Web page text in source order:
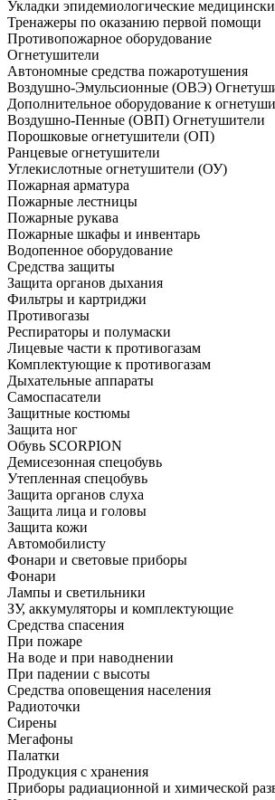
Укладки эпидемиологические
Тренажеры по оказанию первой помощи
Противопожарное оборудование
Огнетушители
Автономные средства пожаротушения
Воздушно-Эмульсионные (ОВЭ)
Дополнительное оборудование к
Воздушно-Пенные (ОВП) Огнетушители
Порошковые огнетушители (ОП)
Ранцевые огнетушители
Углекислотные огнетушители (ОУ)
Пожарная арматура
Пожарные лестницы
Пожарные рукава
Пожарные шкафы и инвентарь
Водопенное оборудование
Средства защиты
Защита органов дыхания
Фильтры и картриджи
Противогазы
Респираторы и полумаски
Лицевые части к противогазам
Комплектующие к противогазам
Дыхательные аппараты
Самоспасатели
Защитные костюмы
Защита ног
Обувь SCORPION
Демисезонная спецобувь
Утепленная спецобувь
Защита органов слуха
Защита лица и головы
Защита кожи
Автомобилисту
Фонари и световые приборы
Фонари
Лампы и светильники
ЗУ, аккумуляторы и комплектующие
Средства спасения
При пожаре
На воде и при наводнении
При падении с высоты
Средства оповещения населения
Радиоточки
Сирены
Мегафоны
Палатки
Продукция с хранения
Приборы радиационной и химической